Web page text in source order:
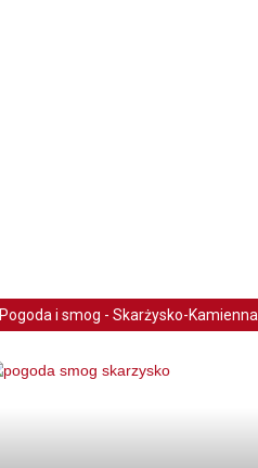
Pogoda i smog - Skarżysko-Kamienna